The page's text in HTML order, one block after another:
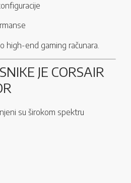
high-end gaming računara.
JE CORSAIR
su širokom spektru